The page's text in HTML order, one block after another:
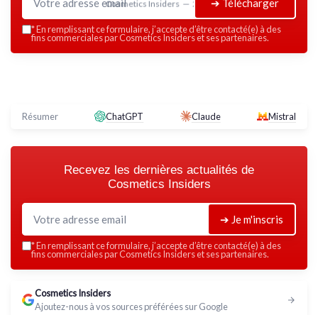
Cosmetics Insiders — 2026
*En remplissant ce formulaire, j’accepte d’être contacté(e) à des
fins commerciales par Cosmetics Insiders et ses partenaires.
Résumer ChatGPT Claude Mistral
Recevez les dernières actualités de
Cosmetics Insiders
➔ Je m'inscris
*En remplissant ce formulaire, j’accepte d’être contacté(e) à des
fins commerciales par Cosmetics Insiders et ses partenaires.
Cosmetics Insiders
Ajoutez-nous à vos sources préférées sur Google